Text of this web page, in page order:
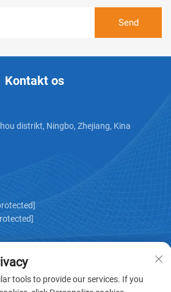
Kontakt os
distrikt, Ningbo, Zhejiang, Kina
tools to provide our services. If you